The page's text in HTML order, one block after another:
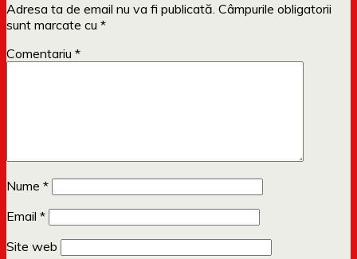
Adresa ta de email nu va fi publicată. Câmpurile obligatorii
sunt marcate cu *
Comentariu *
Nume *
Email *
Site web